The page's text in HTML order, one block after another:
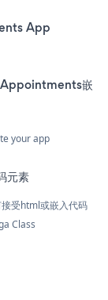
App
嵌
your app
元素
受html或嵌入代码
Class